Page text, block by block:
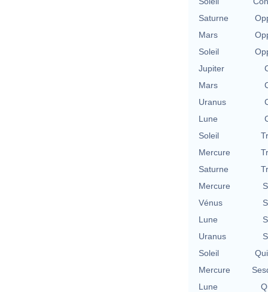
Saturne
Mars
Soleil
Jupiter
Mars
Uranus
Lune
Soleil
Mercure
Saturne
Mercure
Vénus
Lune
Uranus
Soleil
Mercure
Lune